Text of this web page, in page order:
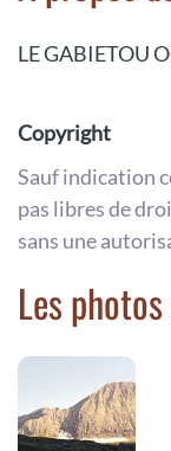
LE GABIETOU
Copyright
Sauf indication
pas libres de
sans une
Les